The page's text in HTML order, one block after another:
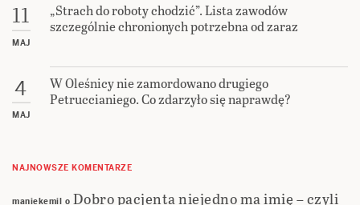
11
MAJ
„Strach do roboty chodzić”. Lista zawodów
szczególnie chronionych potrzebna od zaraz
4
MAJ
W Oleśnicy nie zamordowano drugiego
Petruccianiego. Co zdarzyło się naprawdę?
NAJNOWSZE KOMENTARZE
maniekemil o Dobro pacjenta niejedno ma imię – czyli